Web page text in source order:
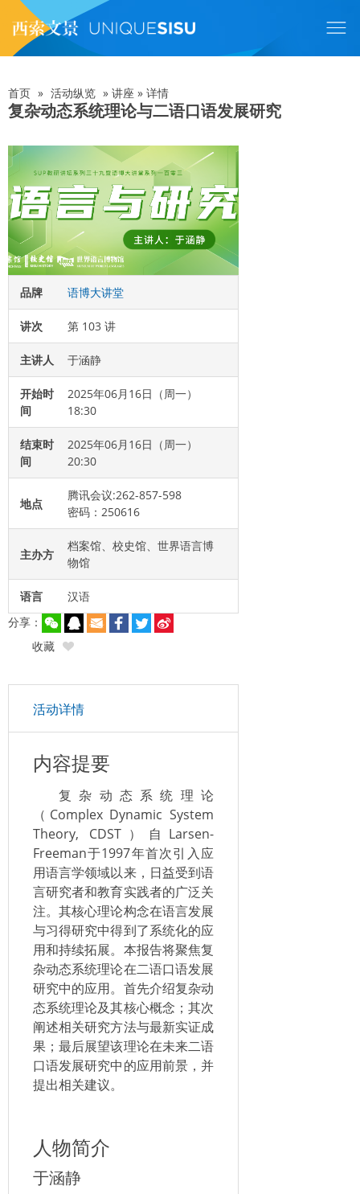
主
内
容面
包
屑
首页 » 活动纵览 » 讲座 » 详情
复杂动态系统理论与二语口语发展研究
品牌 语博大讲堂
讲次 第 103 讲
主讲人 于涵静
开始时
间
2025年06月16日（周一）
18:30
结束时
间
2025年06月16日（周一）
20:30
地点
腾讯会议:262-857-598
密码：250616
主办方
档案馆、校史馆、世界语言博
物馆
语言
汉语
分享：
收藏
活动详情
内容提要
复杂动态系统理论
（Complex Dynamic System
Theory, CDST）自Larsen-
Freeman于1997年首次引入应
用语言学领域以来，日益受到语
言研究者和教育实践者的广泛关
注。其核心理论构念在语言发展
与习得研究中得到了系统化的应
用和持续拓展。本报告将聚焦复
杂动态系统理论在二语口语发展
研究中的应用。首先介绍复杂动
态系统理论及其核心概念；其次
阐述相关研究方法与最新实证成
果；最后展望该理论在未来二语
口语发展研究中的应用前景，并
提出相关建议。
人物简介
于涵静